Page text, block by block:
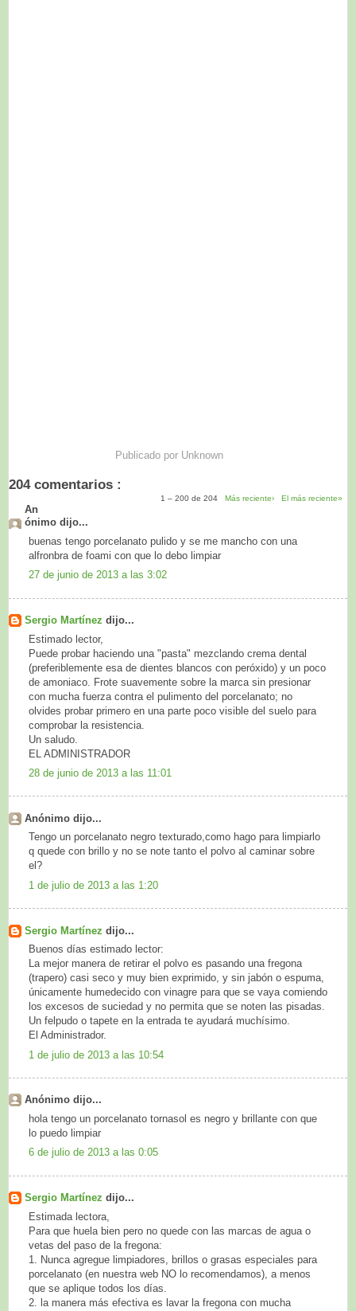
Publicado por Unknown
204 comentarios :
1 – 200 de 204 Más reciente› El más reciente»
An
ónimo dijo...
buenas tengo porcelanato pulido y se me mancho con una
alfronbra de foami con que lo debo limpiar
27 de junio de 2013 a las 3:02
Sergio Martínez dijo...
Estimado lector,
Puede probar haciendo una "pasta" mezclando crema dental
(preferiblemente esa de dientes blancos con peróxido) y un poco
de amoniaco. Frote suavemente sobre la marca sin presionar
con mucha fuerza contra el pulimento del porcelanato; no
olvides probar primero en una parte poco visible del suelo para
comprobar la resistencia.
Un saludo.
EL ADMINISTRADOR
28 de junio de 2013 a las 11:01
Anónimo dijo...
Tengo un porcelanato negro texturado,como hago para limpiarlo
q quede con brillo y no se note tanto el polvo al caminar sobre
el?
1 de julio de 2013 a las 1:20
Sergio Martínez dijo...
Buenos días estimado lector:
La mejor manera de retirar el polvo es pasando una fregona
(trapero) casi seco y muy bien exprimido, y sin jabón o espuma,
únicamente humedecido con vinagre para que se vaya comiendo
los excesos de suciedad y no permita que se noten las pisadas.
Un felpudo o tapete en la entrada te ayudará muchísimo.
El Administrador.
1 de julio de 2013 a las 10:54
Anónimo dijo...
hola tengo un porcelanato tornasol es negro y brillante con que
lo puedo limpiar
6 de julio de 2013 a las 0:05
Sergio Martínez dijo...
Estimada lectora,
Para que huela bien pero no quede con las marcas de agua o
vetas del paso de la fregona:
1. Nunca agregue limpiadores, brillos o grasas especiales para
porcelanato (en nuestra web NO lo recomendamos), a menos
que se aplique todos los días.
2. la manera más efectiva es lavar la fregona con mucha